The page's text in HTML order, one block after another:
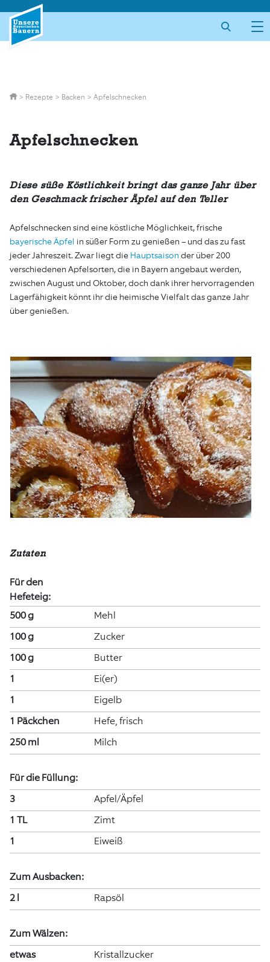
content
> Rezepte > Backen > Apfelschnecken
Apfelschnecken
Diese süße Köstlichkeit bringt das ganze Jahr über
den Geschmack frischer Äpfel auf den Teller
Apfelschnecken sind eine köstliche Möglichkeit, frische
bayerische Äpfel in süßer Form zu genießen – und das zu fast
jeder Jahreszeit. Zwar liegt die Hauptsaisonder über 200
verschiedenen Apfelsorten, die in Bayern angebaut werden,
zwischen August und Oktober, doch dank ihrer hervorragenden
Lagerfähigkeit könnt ihr die heimische Vielfalt das ganze Jahr
über genießen.
Zutaten
Für den
Hefeteig:
500 g
Mehl
100 g
Zucker
100 g
Butter
1
Ei(er)
1
Eigelb
1 Päckchen
Hefe, frisch
250 ml
Milch
Für die Füllung:
3
Apfel/Äpfel
1 TL
Zimt
1
Eiweiß
Zum Ausbacken:
2 l
Rapsöl
Zum Wälzen:
etwas
Kristallzucker